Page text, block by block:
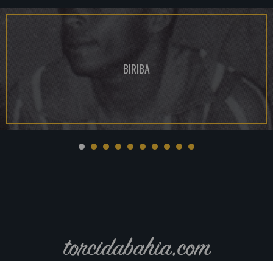
BIRIBA
torcidabahia.com